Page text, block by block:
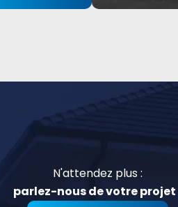
N'attendez plus :
parlez-nous de votre projet